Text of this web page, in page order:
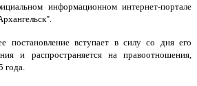
информационном интернет-портале
вступает в силу со дня его
и распространяется на правоотношения,
года.